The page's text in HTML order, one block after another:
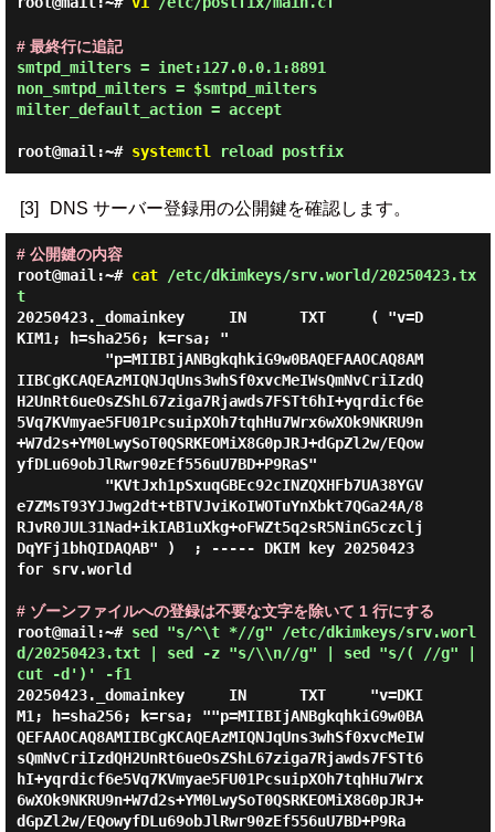
# 最終行に追記
smtpd_milters = inet:127.0.0.1:8891
non_smtpd_milters = $smtpd_milters
milter_default_action = accept
root@mail:~# systemctl reload postfix
[3] DNS サーバー登録用の公開鍵を確認します。
# 公開鍵の内容
root@mail:~# cat/etc/dkimkeys/srv.world/20250423.tx
t
20250423._domainkey     IN      TXT     ( "v=D
KIM1; h=sha256; k=rsa; "
IIBCgKCAQEAzMIQNJqUns3whSf0xvcMeIWsQmNvCriIzdQ
H2UnRt6ueOsZShL67ziga7Rjawds7FSTt6hI+yqrdicf6e
5Vq7KVmyae5FU01PcsuipXOh7tqhHu7Wrx6wXOk9NKRU9n
+W7d2s+YM0LwySoT0QSRKEOMiX8G0pJRJ+dGpZl2w/EQow
yfDLu69obJlRwr90zEf556uU7BD+P9RaS"
e7ZMsT93YJJwg2dt+tBTVJviKoIWOTuYnXbkt7QGa24A/8
RJvR0JUL31Nad+ikIAB1uXkg+oFWZt5q2sR5NinG5czclj
DqYFj1bhQIDAQAB" )  ; ----- DKIM key 20250423
for srv.world
# ゾーンファイルへの登録は不要な文字を除いて 1 行にする
root@mail:~# sed "s/^\t *//g" /etc/dkimkeys/srv.worl
d/20250423.txt | sed -z "s/\\n//g" | sed "s/( //g" |
cut -d')' -f1
20250423._domainkey     IN      TXT     "v=DKI
M1; h=sha256; k=rsa; ""p=MIIBIjANBgkqhkiG9w0BA
QEFAAOCAQ8AMIIBCgKCAQEAzMIQNJqUns3whSf0xvcMeIW
sQmNvCriIzdQH2UnRt6ueOsZShL67ziga7Rjawds7FSTt6
hI+yqrdicf6e5Vq7KVmyae5FU01PcsuipXOh7tqhHu7Wrx
6wXOk9NKRU9n+W7d2s+YM0LwySoT0QSRKEOMiX8G0pJRJ+
dGpZl2w/EQowyfDLu69obJlRwr90zEf556uU7BD+P9Ra